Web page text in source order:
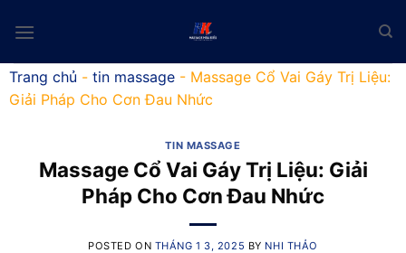
Trang chủ - tin massage - Massage Cổ Vai Gáy Trị Liệu:
Giải Pháp Cho Cơn Đau Nhức
TIN MASSAGE
Massage Cổ Vai Gáy Trị Liệu: Giải
Pháp Cho Cơn Đau Nhức
POSTED ON THÁNG 1 3, 2025 BY NHI THẢO